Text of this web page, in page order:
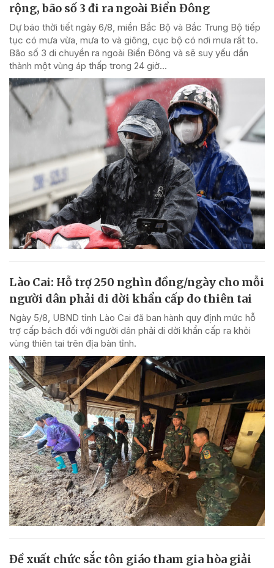
rộng, bão số 3 đi ra ngoài Biển Đông
Dự báo thời tiết ngày 6/8, miền Bắc Bộ và Bắc Trung Bộ tiếp
tục có mưa vừa, mưa to và giông, cục bộ có nơi mưa rất to.
Bão số 3 di chuyển ra ngoài Biển Đông và sẽ suy yếu dần
thành một vùng áp thấp trong 24 giờ...
Lào Cai: Hỗ trợ 250 nghìn đồng/ngày cho mỗi
người dân phải di dời khẩn cấp do thiên tai
Ngày 5/8, UBND tỉnh Lào Cai đã ban hành quy định mức hỗ
trợ cấp bách đối với người dân phải di dời khẩn cấp ra khỏi
vùng thiên tai trên địa bàn tỉnh.
Đề xuất chức sắc tôn giáo tham gia hòa giải